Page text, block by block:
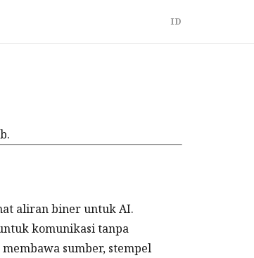
ID
aliran biner untuk AI.
komunikasi tanpa
sumber, stempel